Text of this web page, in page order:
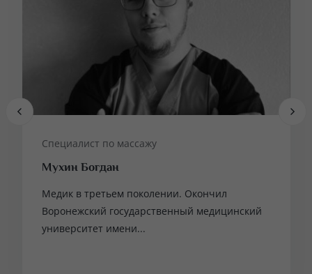
Специалист по массажу
Мухин Богдан
Медик в третьем поколении. Окончил
Воронежский государственный медицинский
университет имени...